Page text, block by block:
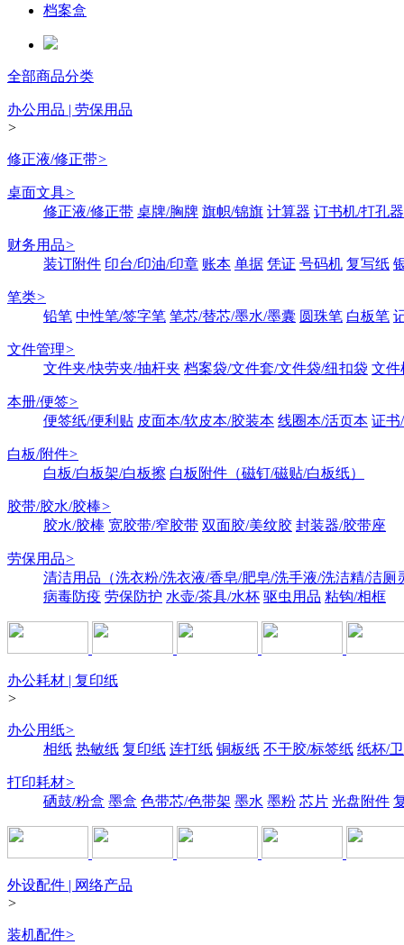
档案盒
全部商品分类
办公用品 | 劳保用品
>
修正液/修正带>
桌面文具>
修正液/修正带 桌牌/胸牌 旗帜/锦旗 计算器 订书机/打孔器
财务用品>
装订附件 印台/印油/印章 账本 单据 凭证 号码机 复写纸
笔类>
铅笔 中性笔/签字笔 笔芯/替芯/墨水/墨囊 圆珠笔 白板笔
文件管理>
文件夹/快劳夹/抽杆夹 档案袋/文件套/文件袋/纽扣袋 文件
本册/便签>
便签纸/便利贴 皮面本/软皮本/胶装本 线圈本/活页本 证书
白板/附件>
白板/白板架/白板擦 白板附件（磁钉/磁贴/白板纸）
胶带/胶水/胶棒>
胶水/胶棒 宽胶带/窄胶带 双面胶/美纹胶 封装器/胶带座
劳保用品>
清洁用品（洗衣粉/洗衣液/香皂/肥皂/洗手液/洗洁精/洁厕
病毒防疫 劳保防护 水壶/茶具/水杯 驱虫用品 粘钩/相框
办公耗材 | 复印纸
>
办公用纸>
相纸 热敏纸 复印纸 连打纸 铜板纸 不干胶/标签纸 纸杯/
打印耗材>
硒鼓/粉盒 墨盒 色带芯/色带架 墨水 墨粉 芯片 光盘附件
外设配件 | 网络产品
>
装机配件>